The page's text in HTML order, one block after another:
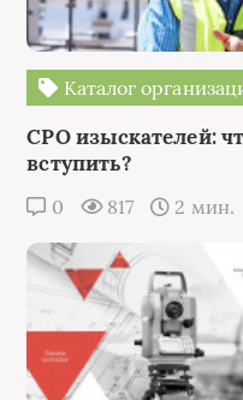
Каталог
СРО изыскателей:
вступить?
0 817 2 мин.